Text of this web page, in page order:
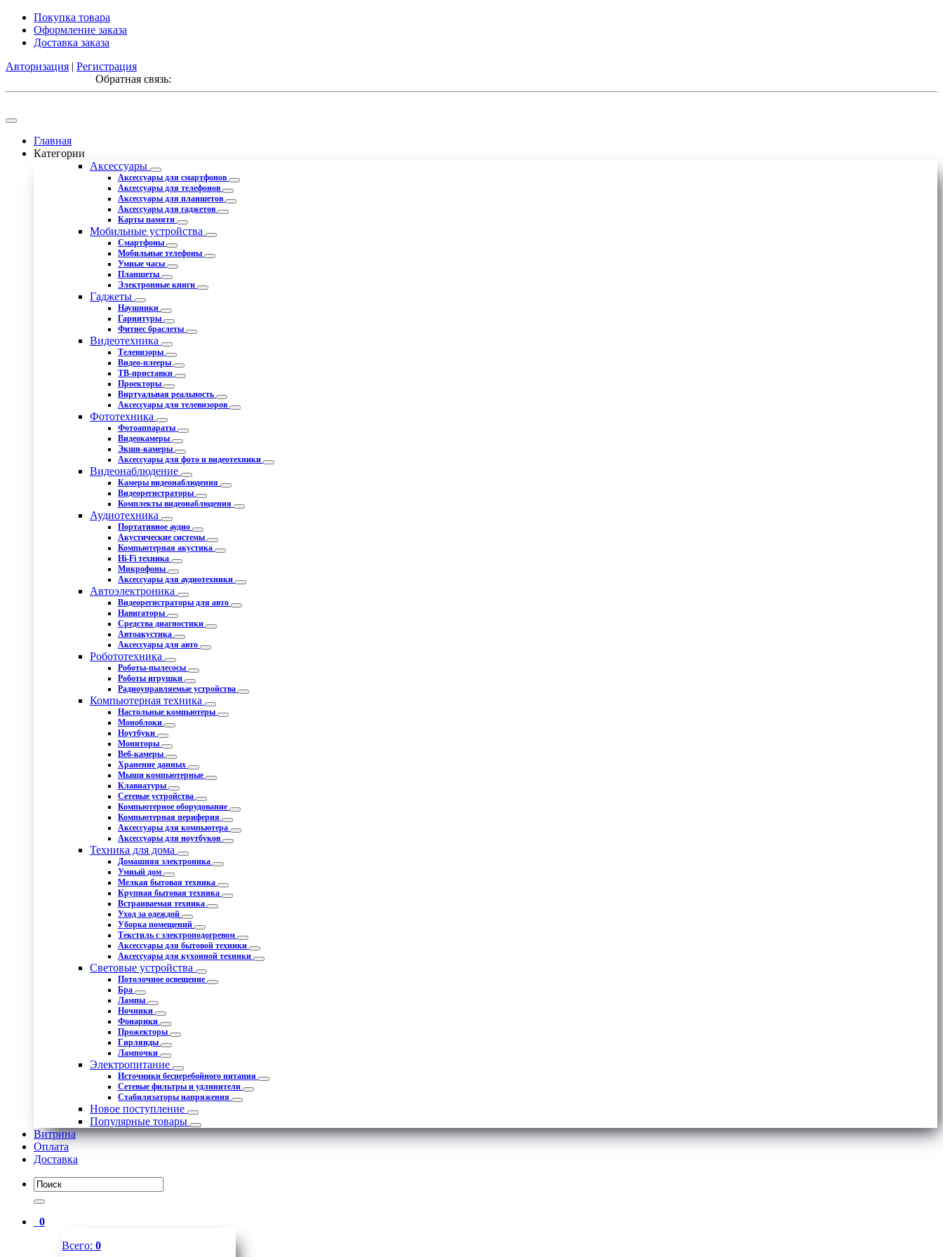
Покупка товара
Оформление заказа
Доставка заказа
Авторизация | Регистрация
Обратная связь:
Главная
Категории
Аксессуары
Аксессуары для смартфонов
Аксессуары для телефонов
Аксессуары для планшетов
Аксессуары для гаджетов
Карты памяти
Мобильные устройства
Смартфоны
Мобильные телефоны
Умные часы
Планшеты
Электронные книги
Гаджеты
Наушники
Гарнитуры
Фитнес браслеты
Видеотехника
Телевизоры
Видео-плееры
ТВ-приставки
Проекторы
Виртуальная реальность
Аксессуары для телевизоров
Фототехника
Фотоаппараты
Видеокамеры
Экшн-камеры
Аксессуары для фото и видеотехники
Видеонаблюдение
Камеры видеонаблюдения
Видеорегистраторы
Комплекты видеонаблюдения
Аудиотехника
Портативное аудио
Акустические системы
Компьютерная акустика
Hi-Fi техника
Микрофоны
Аксессуары для аудиотехники
Автоэлектроника
Видеорегистраторы для авто
Навигаторы
Средства диагностики
Автоакустика
Аксессуары для авто
Робототехника
Роботы-пылесосы
Роботы игрушки
Радиоуправляемые устройства
Компьютерная техника
Настольные компьютеры
Моноблоки
Ноутбуки
Мониторы
Веб-камеры
Хранение данных
Мыши компьютерные
Клавиатуры
Сетевые устройства
Компьютерное оборудование
Компьютерная периферия
Аксессуары для компьютера
Аксессуары для ноутбуков
Техника для дома
Домашняя электроника
Умный дом
Мелкая бытовая техника
Крупная бытовая техника
Встраиваемая техника
Уход за одеждой
Уборка помещений
Текстиль с электроподогревом
Аксессуары для бытовой техники
Аксессуары для кухонной техники
Световые устройства
Потолочное освещение
Бра
Лампы
Ночники
Фонарики
Прожекторы
Гирлянды
Лампочки
Электропитание
Источники бесперебойного питания
Сетевые фильтры и удлинители
Стабилизаторы напряжения
Новое поступление
Популярные товары
Витрина
Оплата
Доставка
0
Всего: 0